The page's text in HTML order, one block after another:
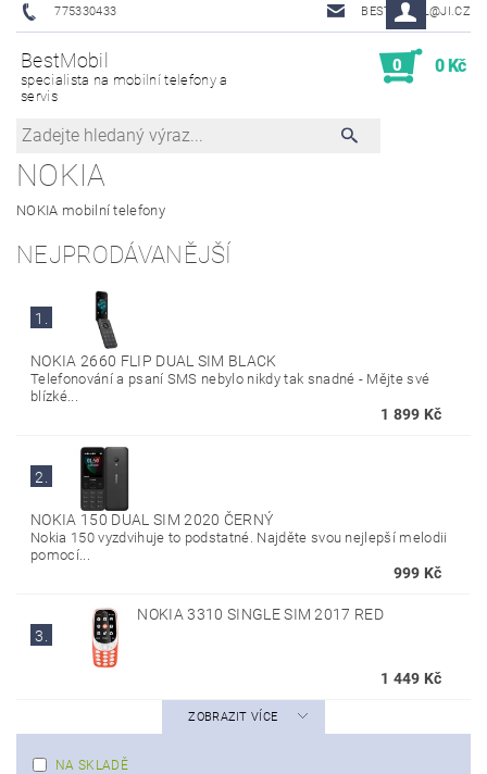
775330433 BESTMOBIL@JI.CZ
BestMobil
specialista na mobilní telefony a
servis
0 0 Kč
NOKIA
NOKIA mobilní telefony
NEJPRODÁVANĚJŠÍ
1.
NOKIA 2660 FLIP DUAL SIM BLACK
Telefonování a psaní SMS nebylo nikdy tak snadné - Mějte své
blízké...
1 899 Kč
2.
NOKIA 150 DUAL SIM 2020 ČERNÝ
Nokia 150 vyzdvihuje to podstatné. Najděte svou nejlepší melodii
pomocí...
999 Kč
3.
NOKIA 3310 SINGLE SIM 2017 RED
1 449 Kč
ZOBRAZIT VÍCE
NA SKLADĚ